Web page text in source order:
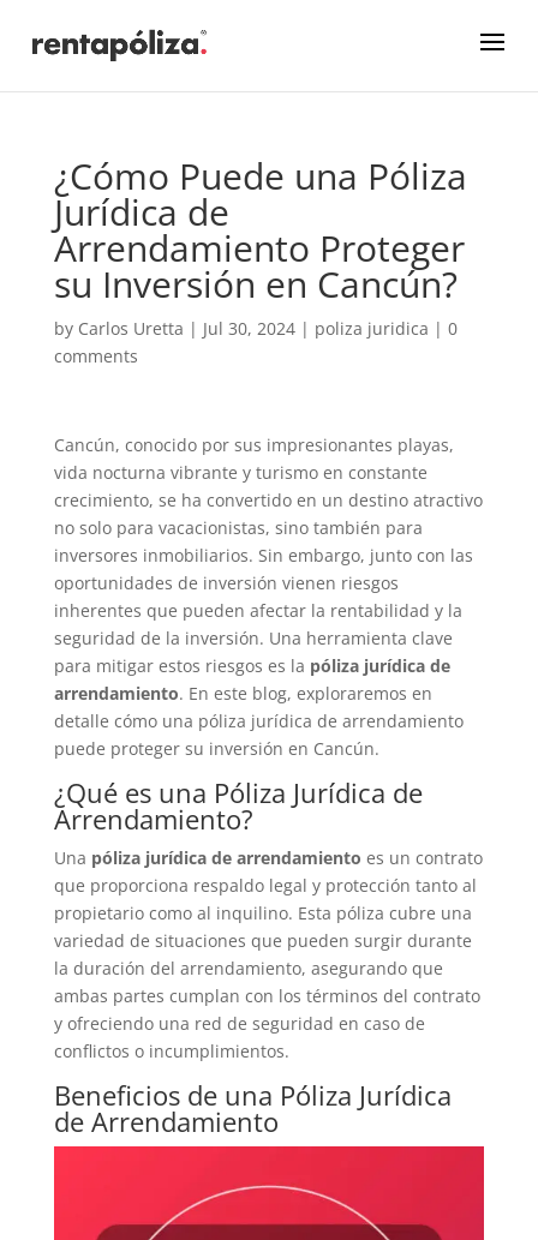
¿Cómo Puede una Póliza
Jurídica de
Arrendamiento Proteger
su Inversión en Cancún?
by Carlos Uretta | Jul 30, 2024| poliza juridica | 0
comments
Cancún, conocido por sus impresionantes playas,
vida nocturna vibrante y turismo en constante
crecimiento, se ha convertido en un destino atractivo
no solo para vacacionistas, sino también para
inversores inmobiliarios. Sin embargo, junto con las
oportunidades de inversión vienen riesgos
inherentes que pueden afectar la rentabilidad y la
seguridad de la inversión. Una herramienta clave
para mitigar estos riesgos es la póliza jurídica de
arrendamiento. En este blog, exploraremos en
detalle cómo una póliza jurídica de arrendamiento
puede proteger su inversión en Cancún.
¿Qué es una Póliza Jurídica de
Arrendamiento?
Una póliza jurídica de arrendamiento es un contrato
que proporciona respaldo legal y protección tanto al
propietario como al inquilino. Esta póliza cubre una
variedad de situaciones que pueden surgir durante
la duración del arrendamiento, asegurando que
ambas partes cumplan con los términos del contrato
y ofreciendo una red de seguridad en caso de
conflictos o incumplimientos.
Beneficios de una Póliza Jurídica
de Arrendamiento